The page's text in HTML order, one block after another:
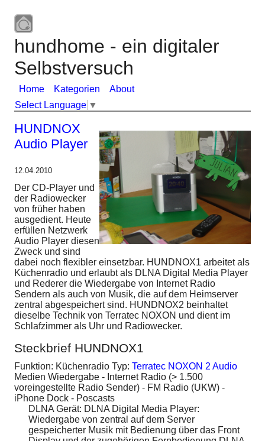
hundhome - ein digitaler
Selbstversuch
Home Kategorien
About
Select Language ▼
HUNDNOX
Audio Player
12.04.2010
Der CD-Player und
der Radiowecker
von früher haben
ausgedient. Heute
erfüllen Netzwerk
Audio Player diesen
Zweck und sind
dabei noch flexibler einsetzbar. HUNDNOX1 arbeitet als
Küchenradio und erlaubt als DLNA Digital Media Player
und Rederer die Wiedergabe von Internet Radio
Sendern als auch von Musik, die auf dem Heimserver
zentral abgespeichert sind. HUNDNOX2 beinhaltet
dieselbe Technik von Terratec NOXON und dient im
Schlafzimmer als Uhr und Radiowecker.
Steckbrief HUNDNOX1
Funktion: Küchenradio Typ: Terratec NOXON 2 Audio
Medien Wiedergabe - Internet Radio (> 1.500
voreingestellte Radio Sender) - FM Radio (UKW) -
iPhone Dock - Poscasts
DLNA Gerät: DLNA Digital Media Player:
Wiedergabe von zentral auf dem Server
gespeicherter Musik mit Bedienung über das Front